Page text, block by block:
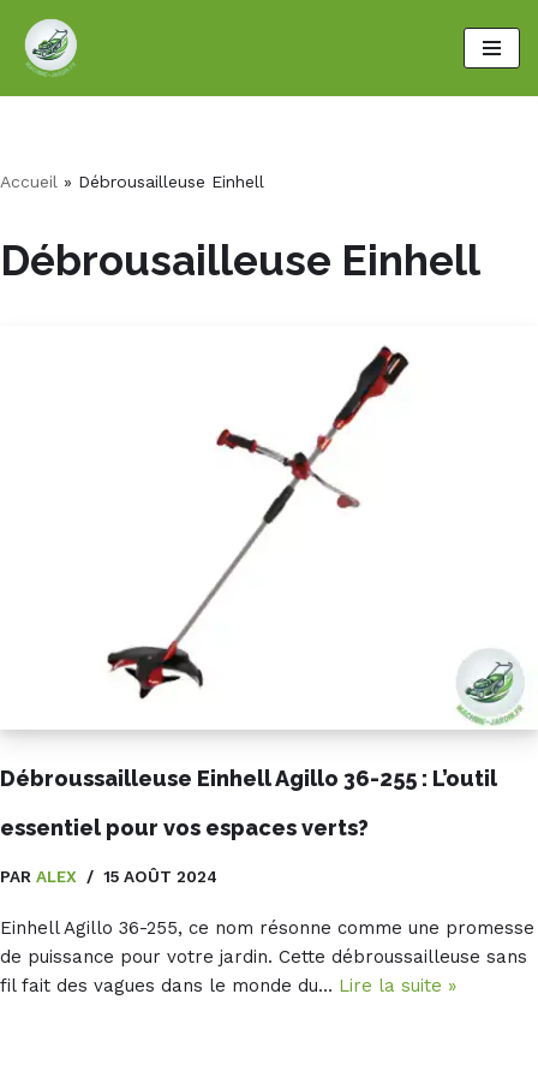
Aller
au
Accueil » Débrousailleuse Einhell
Débrousailleuse Einhell
Débroussailleuse Einhell Agillo 36-255 : L’outil
essentiel pour vos espaces verts?
PAR ALEX 15 AOÛT 2024
Einhell Agillo 36-255, ce nom résonne comme une promesse
de puissance pour votre jardin. Cette débroussailleuse sans
fil fait des vagues dans le monde du… Lire la suite »